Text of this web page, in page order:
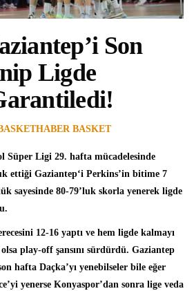
Son
Ligde
BASKET
Süper Ligi 29. hafta mücadelesinde
ettiği Gaziantep‘i Perkins’in bitime 7
sayesinde 80-79’luk skorla yenerek ligde
12-16 yaptı ve hem ligde kalmayı
play-off şansını sürdürdü. Gaziantep
hafta Daçka’yı yenebilseler bile eğer
yenerse Konyaspor’dan sonra lige veda